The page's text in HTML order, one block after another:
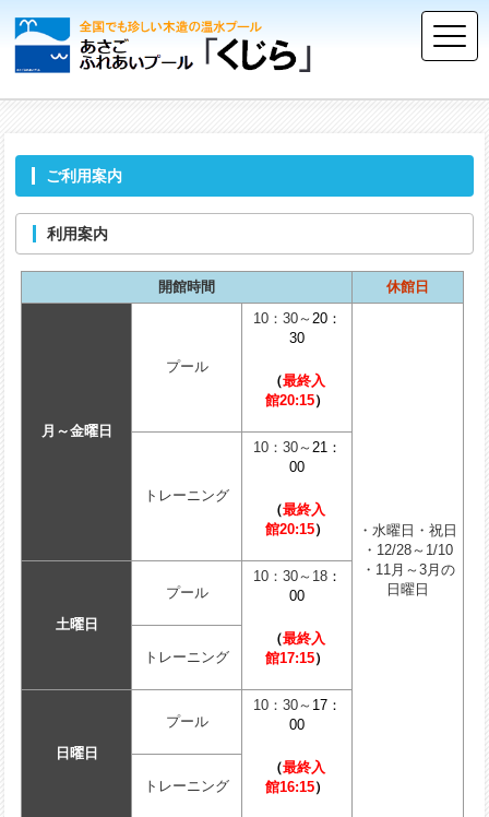
ご利用案内
利用案内
開館時間 休館日
月～金曜日
プール
10：30～ 20：
30
（最終入
館20:15）
・水曜日・祝日
・12/28～1/10
・11月～3月の
日曜日
トレーニング
10：30～ 21：
00
（最終入
館20:15）
土曜日
プール
10：30～18：
00
（最終入
館17:15）
トレーニング
日曜日
プール
10：30～ 17：
00
（最終入
館16:15）
トレーニング